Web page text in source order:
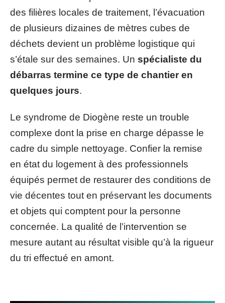
des filières locales de traitement, l’évacuation
de plusieurs dizaines de mètres cubes de
déchets devient un problème logistique qui
s’étale sur des semaines. Un spécialiste du
débarras termine ce type de chantier en
quelques jours.
Le syndrome de Diogène reste un trouble
complexe dont la prise en charge dépasse le
cadre du simple nettoyage. Confier la remise
en état du logement à des professionnels
équipés permet de restaurer des conditions de
vie décentes tout en préservant les documents
et objets qui comptent pour la personne
concernée. La qualité de l’intervention se
mesure autant au résultat visible qu’à la rigueur
du tri effectué en amont.